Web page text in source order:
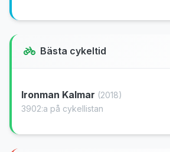
Bästa cykeltid
Ironman Kalmar (2018)
3902:a på cykellistan